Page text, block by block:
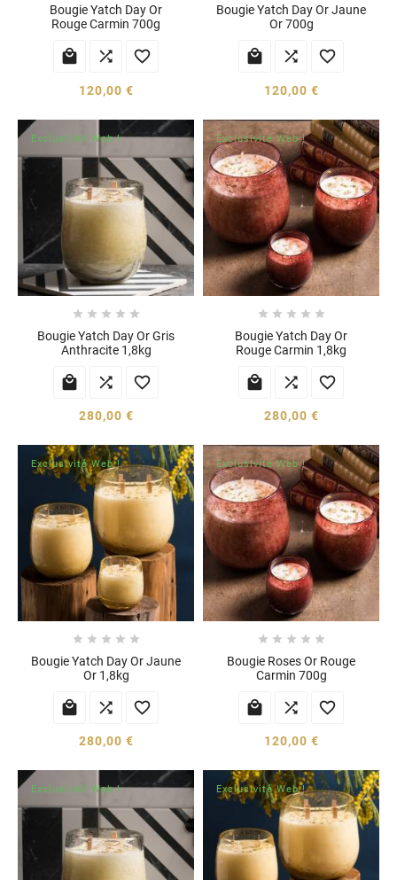
Bougie Yatch Day Or
Rouge Carmin 700g
  
120,00 €
Bougie Yatch Day Or Jaune
Or 700g
  
120,00 €
Exclusivité Web !
    
Bougie Yatch Day Or Gris
Anthracite 1,8kg
  
280,00 €
Exclusivité Web !
    
Bougie Yatch Day Or
Rouge Carmin 1,8kg
  
280,00 €
Exclusivité Web !
    
Bougie Yatch Day Or Jaune
Or 1,8kg
  
280,00 €
Exclusivité Web !
    
Bougie Roses Or Rouge
Carmin 700g
  
120,00 €
Exclusivité Web ! Exclusivité Web !